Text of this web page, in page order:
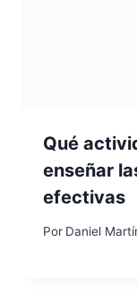
Qué
enseñar
efectivas
Por Daniel